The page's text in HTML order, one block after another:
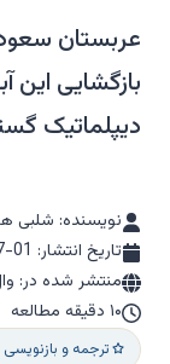
عربستان
بازگشایی این
دیپلماتیک
نویسنده: شلبی
تاریخ انتشار: 01
منتشر شده در:
۱۰ دقیقه مطالعه
ترجمه و